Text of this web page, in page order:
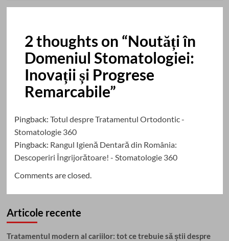
2 thoughts on “Noutăți în
Domeniul Stomatologiei:
Inovații și Progrese
Remarcabile”
Pingback: Totul despre Tratamentul Ortodontic -
Stomatologie 360
Pingback: Rangul Igienă Dentară din România:
Descoperiri Îngrijorătoare! - Stomatologie 360
Comments are closed.
Articole recente
Tratamentul modern al cariilor: tot ce trebuie să știi despre